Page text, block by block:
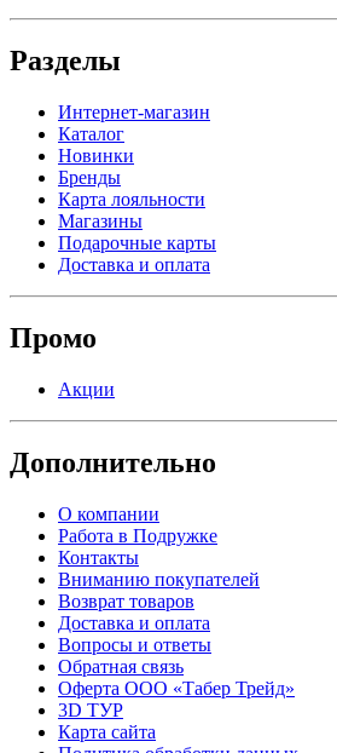
Разделы
Интернет-магазин
Каталог
Новинки
Бренды
Карта лояльности
Магазины
Подарочные карты
Доставка и оплата
Промо
Акции
Дополнительно
О компании
Работа в Подружке
Контакты
Вниманию покупателей
Возврат товаров
Доставка и оплата
Вопросы и ответы
Обратная связь
Оферта ООО «Табер Трейд»
3D ТУР
Карта сайта